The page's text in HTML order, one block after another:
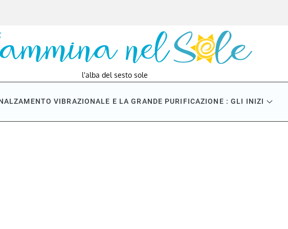
l'alba del sesto sole
VIBRAZIONALE E LA GRANDE PURIFICAZIONE : GLI INIZI